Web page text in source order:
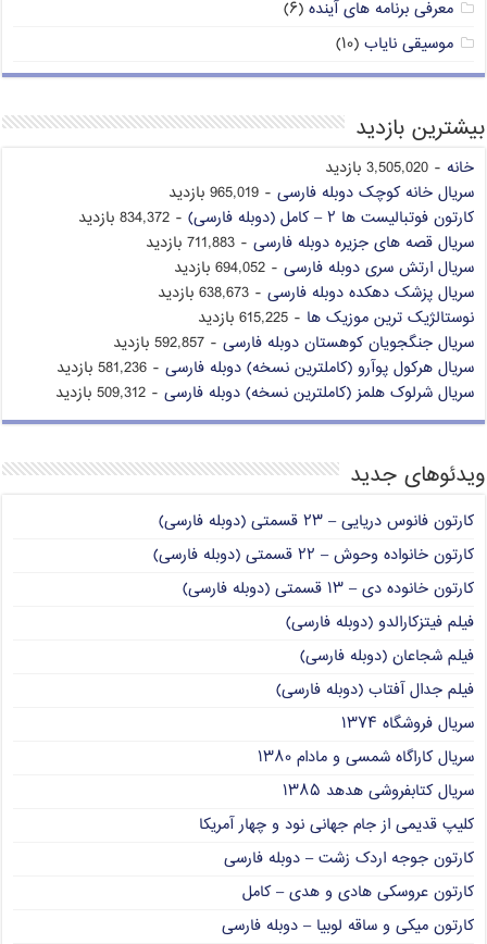
معرفی برنامه های آینده (۶)
موسیقی نایاب (۱۰)
بیشترین بازدید
خانه - 3,505,020 بازدید
سریال خانه کوچک دوبله فارسی - 965,019 بازدید
کارتون فوتبالیست ها ۲ – کامل (دوبله فارسی)
- 834,372 بازدید
سریال قصه های جزیره دوبله فارسی - 711,883 بازدید
سریال ارتش سری دوبله فارسی - 694,052 بازدید
سریال پزشک دهکده دوبله فارسی - 638,673 بازدید
نوستالژیک ترین موزیک ها - 615,225 بازدید
سریال جنگجویان کوهستان دوبله فارسی - 592,857 بازدید
سریال هرکول پوآرو (کاملترین نسخه) دوبله فارسی - 581,236 بازدید
سریال شرلوک هلمز (کاملترین نسخه) دوبله فارسی - 509,312 بازدید
ویدئوهای جدید
کارتون فانوس دریایی – ۲۳ قسمتی (دوبله فارسی)
کارتون خانواده وحوش – ۲۲ قسمتی (دوبله فارسی)
کارتون خانوده دی – ۱۳ قسمتی (دوبله فارسی)
فیلم فیتزکارالدو (دوبله فارسی)
فیلم شجاعان (دوبله فارسی)
فیلم جدال آفتاب (دوبله فارسی)
سریال فروشگاه ۱۳۷۴
سریال کاراگاه شمسی و مادام ۱۳۸۰
سریال کتابفروشی هدهد ۱۳۸۵
کلیپ قدیمی از جام جهانی نود و چهار آمریکا
کارتون جوجه اردک زشت – دوبله فارسی
کارتون عروسکی هادی و هدی – کامل
کارتون میکی و ساقه لوبیا – دوبله فارسی